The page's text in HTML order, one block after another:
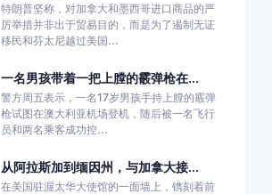
特朗普坚称，对加拿大和墨西哥进口商品的严
厉举措并非出于贸易目的，而是为了遏制无证
移民和芬太尼越过美国...
一名男孩带着一把上膛的霰弹枪在...
警方周五表示，一名17岁男孩手持上膛的霰弹
枪试图在澳大利亚机场登机，随后被一名飞行
员和两名乘客成功控...
从阿拉斯加到缅因州，与加拿大接...
在美国驻渥太华大使馆的一面墙上，镌刻着前